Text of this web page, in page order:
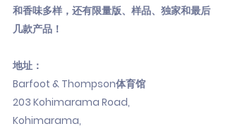
和香味多样，还有限量版、样品、独家和最后
几款产品！
地址：
Barfoot & Thompson体育馆
203 Kohimarama Road,
Kohimarama,